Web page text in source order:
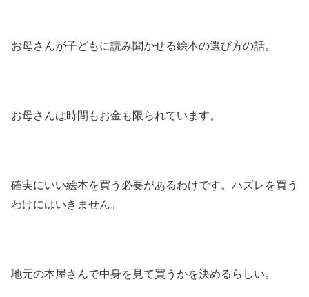
お母さんが子どもに読み聞かせる絵本の選び方の話。
お母さんは時間もお金も限られています。
確実にいい絵本を買う必要があるわけです。ハズレを買う
わけにはいきません。
地元の本屋さんで中身を見て買うかを決めるらしい。